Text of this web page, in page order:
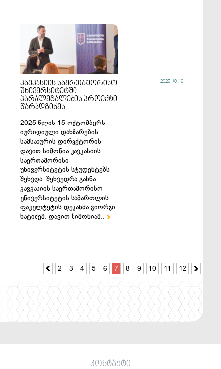
კავკასიის საერთაშორისო
უნივერსიტეტში
პარალეგალების პროექტი
წარადგინეს
2025 წლის 15 ოქტომბერს
იურიდიული დახმარების
სამსახურის დირექტორის
დავით სიმონია კავკასიის
საერთაშორისი
უნივერსიტეტის სტუდენტებს
შეხვდა. შეხვედრა გახნა
კავკასიის საერთაშორისო
უნივერსიტეტის სამართლის
ფაკულტეტის დეკანმა გიორგი
ხატიძემ. დავით სიმონიამ..
2025-10-16
 2 3 4 5 6 7 8 9 10 11 12 
კონტაქტი